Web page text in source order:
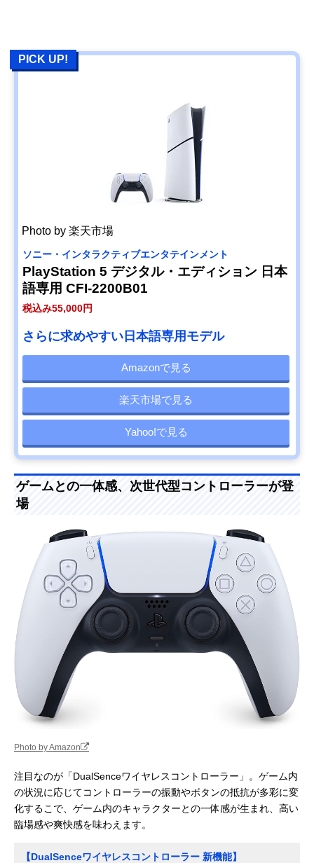
PICK UP!
Photo by 楽天市場
ソニー・インタラクティブエンタテインメント
PlayStation 5 デジタル・エディション 日本
語専用 CFI-2200B01
税込み55,000円
さらに求めやすい日本語専用モデル
Amazonで見る
楽天市場で見る
Yahoo!で見る
ゲームとの一体感、次世代型コントローラーが登
場
Photo by Amazon
注目なのが「DualSenceワイヤレスコントローラー」。ゲーム内
の状況に応じてコントローラーの振動やボタンの抵抗が多彩に変
化するこで、ゲーム内のキャラクターとの一体感が生まれ、高い
臨場感や爽快感を味わえます。
【DualSenceワイヤレスコントローラー 新機能】